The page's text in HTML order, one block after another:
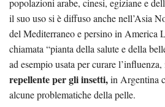
popolazioni arabe, cinesi, egiziane e
il suo uso si è diffuso anche nell’Asia
del Mediterraneo e persino in America
chiamata “pianta della salute e della
ad esempio usata per curare
repellente per gli insetti,in Argentina
alcune problematiche della pelle.